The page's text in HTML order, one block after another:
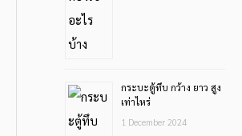
กระบะตู้ทึบ กว้าง ยาว สูง
เท่าไหร่
1 December 2024